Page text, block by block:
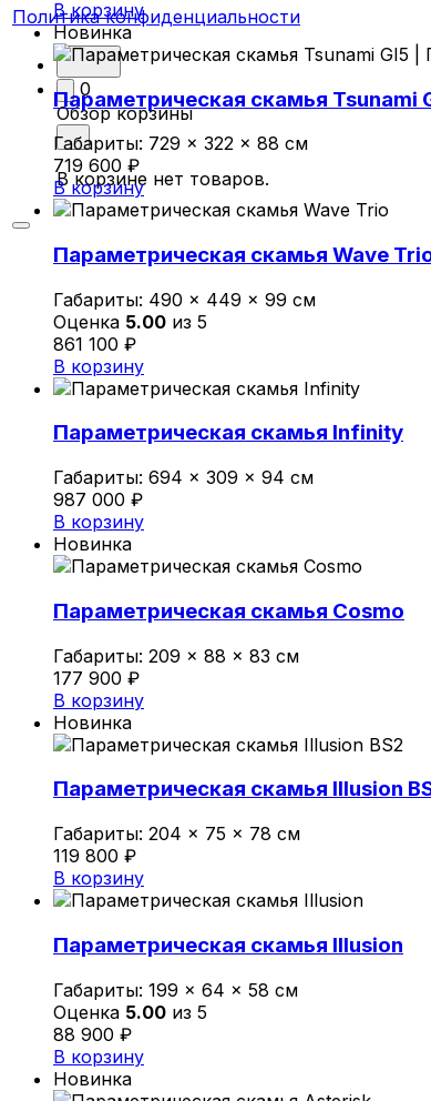
Политика конфиденциальности
0
Обзор корзины
В корзине нет товаров.
В корзину
Новинка
Параметрическая скамья Tsunami
Габариты: 729 × 322 × 88 см
719 600 ₽
В корзину
Параметрическая скамья Wave
Габариты: 490 × 449 × 99 см
Оценка 5.00 из 5
861 100 ₽
В корзину
Параметрическая скамья Infinity
Габариты: 694 × 309 × 94 см
987 000 ₽
В корзину
Новинка
Параметрическая скамья Cosmo
Габариты: 209 × 88 × 83 см
177 900 ₽
В корзину
Новинка
Параметрическая скамья Illusion
Габариты: 204 × 75 × 78 см
119 800 ₽
В корзину
Параметрическая скамья Illusion
Габариты: 199 × 64 × 58 см
Оценка 5.00 из 5
88 900 ₽
В корзину
Новинка